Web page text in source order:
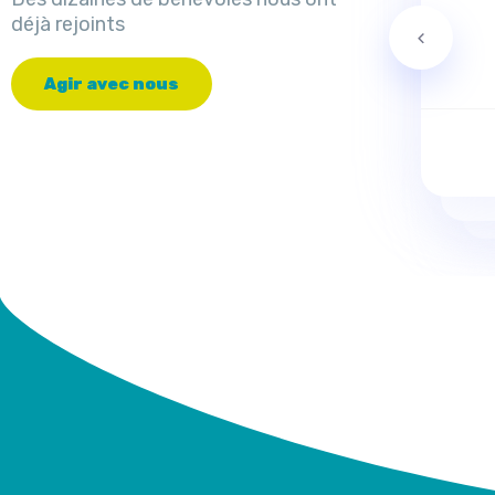
déjà rejoints
Agir avec nous